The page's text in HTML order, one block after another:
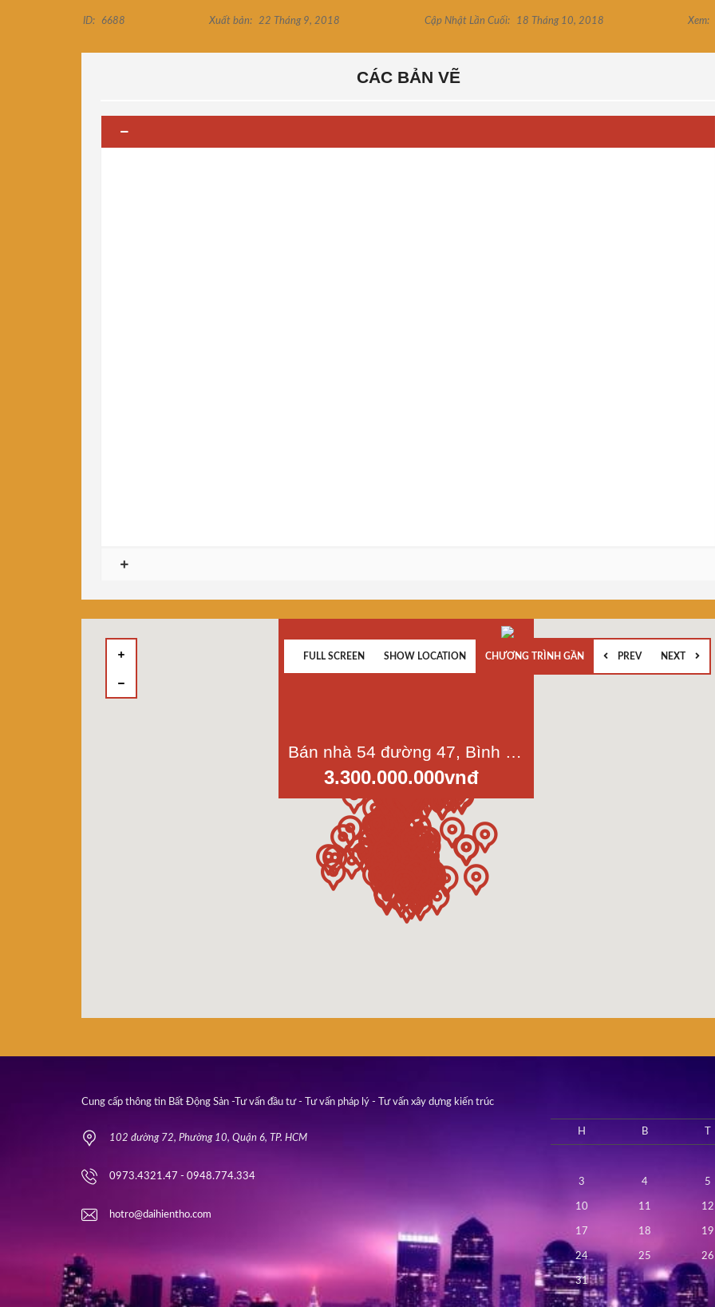
ID: 6688 Xuất bản: 22 Tháng 9, 2018 Cập Nhật Lần Cuối: 18 Tháng 10, 2018 Xem:
CÁC BẢN VẼ
Bán nhà 54 đường 47, Bình Phú 2, phường 10, quận 6, dt 3x10m, 1 lầu đúc thật
3.300.000.000vnđ
FULL SCREEN SHOW LOCATION CHƯƠNG TRÌNH GẦN PREV NEXT
Cung cấp thông tin Bất Động Sản -Tư vấn đầu tư - Tư vấn pháp lý - Tư vấn xây dựng kiến trúc
102 đường 72, Phường 10, Quận 6, TP. HCM
0973.4321.47 - 0948.774.334
hotro@daihientho.com
H B
3 4 5
10 11 12
17 18 19
24 25 26
31